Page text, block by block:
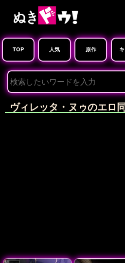
TOP 人気 原作
ヴィレッタ・ヌゥのエロ